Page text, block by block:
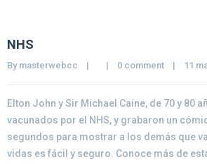
NHS
By masterwebcc | | 0 comment | 11
Elton John y Sir Michael Caine, de 70 y 80
vacunados por el NHS, y grabaron un
segundos para mostrar a los demás que
vidas es fácil y seguro. Conoce más de